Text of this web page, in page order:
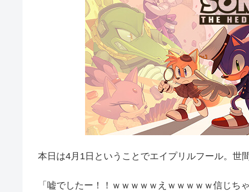
本日は4月1日ということでエイプリルフール。世間
「嘘でしたー！！ｗｗｗｗｗえｗｗｗｗｗ信じち